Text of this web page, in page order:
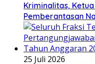
Kriminalitas,
Pemberantasan
25 Juli 2026